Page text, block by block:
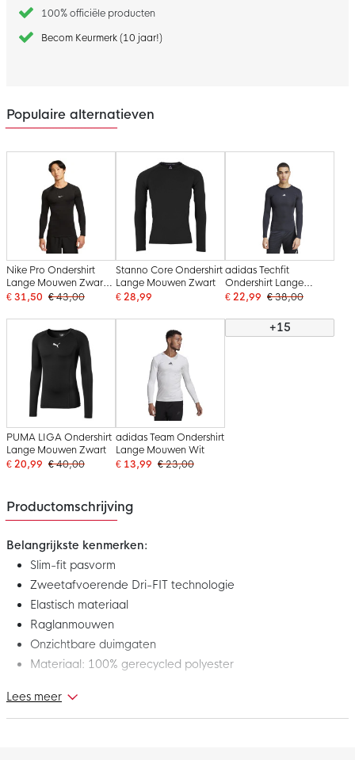
100% officiële producten
Becom Keurmerk (10 jaar!)
Populaire alternatieven
Nike Pro Ondershirt
Lange Mouwen Zwart
Wit
€ 31,50 € 43,00
Stanno Core Ondershirt
Lange Mouwen Zwart
€ 28,99
adidas Techfit
Ondershirt Lange
Mouwen Zwart Wit
€ 22,99 € 38,00
PUMA LIGA Ondershirt
Lange Mouwen Zwart
€ 20,99 € 40,00
adidas Team Ondershirt
Lange Mouwen Wit
€ 13,99 € 23,00
+15
Productomschrijving
Belangrijkste kenmerken:
Slim-fit pasvorm
Zweetafvoerende Dri-FIT technologie
Elastisch materiaal
Raglanmouwen
Onzichtbare duimgaten
Materiaal: 100% gerecycled polyester
Dit is het nieuwe Nike Dri-FIT Park Ondershirt Lange Mouwen
Zwart Wit. Het ondershirt maakt deel uit van de Nike Park
Lees meer